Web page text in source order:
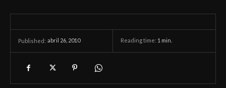
Published: abril 26, 2010 Reading time: 1 min.